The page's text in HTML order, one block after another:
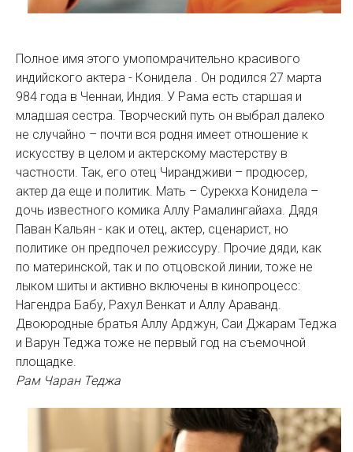
Полное имя этого умопомрачительно красивого
индийского актера - Конидела . Он родился 27 марта
984 года в Ченнаи, Индия. У Рама есть старшая и
младшая сестра. Творческий путь он выбрал далеко
не случайно – почти вся родня имеет отношение к
искусству в целом и актерскому мастерству в
частности. Так, его отец Чирандживи – продюсер,
актер да еще и политик. Мать – Сурекха Конидела –
дочь известного комика Аллу Рамалингайаха. Дядя
Паван Кальян - как и отец, актер, сценарист, но
политике он предпочел режиссуру. Прочие дяди, как
по материнской, так и по отцовской линии, тоже не
лыком шиты и активно включены в кинопроцесс:
Нагендра Бабу, Рахул Венкат и Аллу Араванд.
Двоюродные братья Аллу Арджун, Саи Джарам Теджа
и Варун Теджа тоже не первый год на съемочной
площадке.
Рам Чаран Теджа